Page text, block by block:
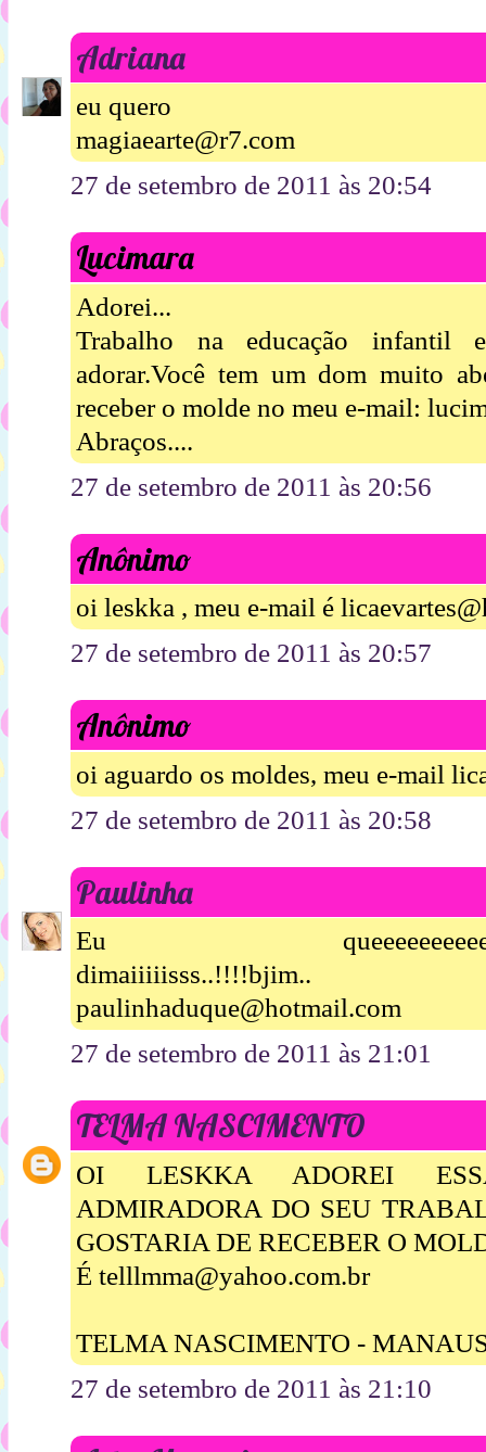
Adriana
eu quero
magiaearte@r7.com
27 de setembro de 2011 às 20:54
Lucimara
Adorei...
Trabalho na educação infantil
adorar.Você tem um dom muito
receber o molde no meu e-mail:
Abraços....
27 de setembro de 2011 às 20:56
Anônimo
oi leskka , meu e-mail é
27 de setembro de 2011 às 20:57
Anônimo
oi aguardo os moldes, meu e-mail
27 de setembro de 2011 às 20:58
Paulinha
Eu
dimaiiiiisss..!!!!bjim..
paulinhaduque@hotmail.com
27 de setembro de 2011 às 21:01
TELMA NASCIMENTO
OI LESKKA ADOREI
ADMIRADORA DO SEU
GOSTARIA DE RECEBER O
É telllmma@yahoo.com.br
TELMA NASCIMENTO -
27 de setembro de 2011 às 21:10